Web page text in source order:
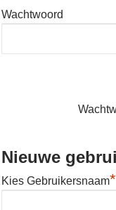
Wachtwoord
Nieuwe
Kies Gebruikersnaam*